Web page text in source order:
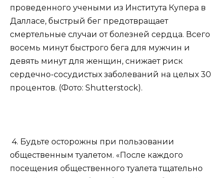
проведенного учеными из Института Купера в
Далласе, быстрый бег предотвращает
смертельные случаи от болезней сердца. Всего
восемь минут быстрого бега для мужчин и
девять минут для женщин, снижает риск
сердечно-сосудистых заболеваний на целых 30
процентов. (Фото: Shutterstock).
4. Будьте осторожны при пользовании
общественным туалетом. «После каждого
посещения общественного туалета тщательно